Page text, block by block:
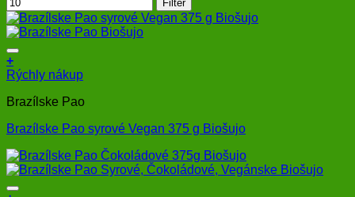
Filter
+
Rýchly nákup
Brazílske Pao
Brazílske Pao syrové Vegan 375 g Biošujo